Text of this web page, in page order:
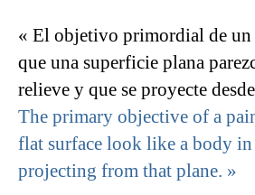
« El objetivo primordial de un
que una superficie plana
relieve y que se proyecte
The primary objective of a
flat surface look like a body
projecting from that plane. »